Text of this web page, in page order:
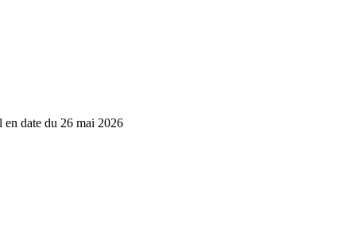
en date du 26 mai 2026